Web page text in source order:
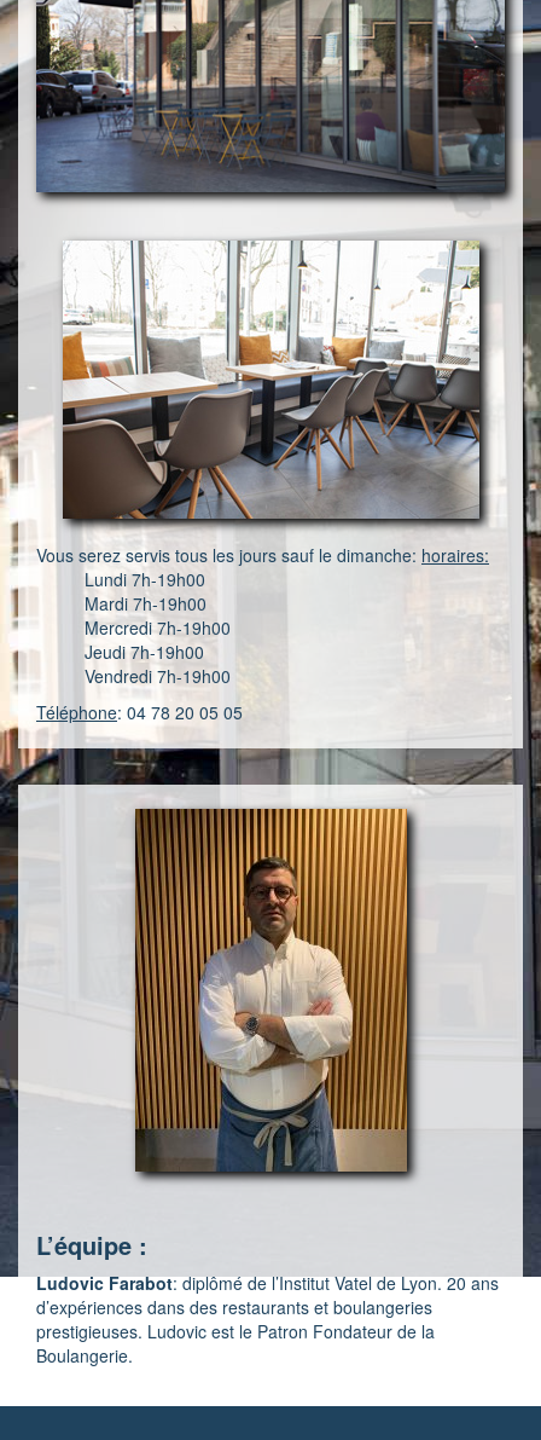
Vous serez servis tous les jours sauf le dimanche: horaires:
Lundi 7h-19h00
Mardi 7h-19h00
Mercredi 7h-19h00
Jeudi 7h-19h00
Vendredi 7h-19h00
Téléphone: 04 78 20 05 05
L’équipe :
Ludovic Farabot: diplômé de l’Institut Vatel de Lyon. 20 ans
d’expériences dans des restaurants et boulangeries
prestigieuses. Ludovic est le Patron Fondateur de la
Boulangerie.